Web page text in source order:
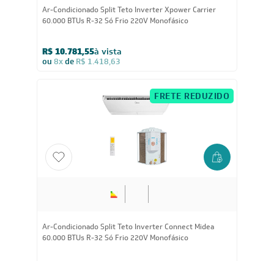
Ar-Condicionado Split Teto Inverter Xpower Carrier
60.000 BTUs R-32 Só Frio 220V Monofásico
R$ 10.781,55à vista
ou 8xde R$ 1.418,63
FRETE REDUZIDO
Ar-Condicionado Split Teto Inverter Connect Midea
60.000 BTUs R-32 Só Frio 220V Monofásico